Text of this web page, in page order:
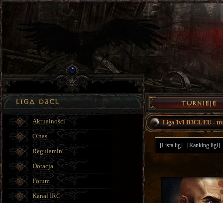
Liga 1v1 D3CL EU -
[Lista lig] [Ranking ligi]
Aktualności
O nas
Regulamin
Dotacja
Forum
Kanał IRC